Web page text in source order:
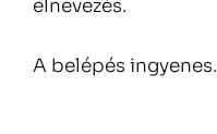
elnevezés.
A belépés ingyenes.